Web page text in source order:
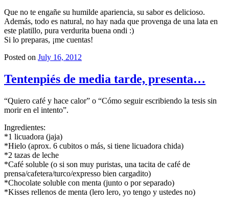
Que no te engañe su humilde apariencia, su sabor es delicioso.
Además, todo es natural, no hay nada que provenga de una lata en
este platillo, pura verdurita buena ondi :)
Si lo preparas, ¡me cuentas!
Posted on July 16, 2012
Tentenpiés de media tarde, presenta…
“Quiero café y hace calor” o “Cómo seguir escribiendo la tesis sin
morir en el intento”.
Ingredientes:
*1 licuadora (jaja)
*Hielo (aprox. 6 cubitos o más, si tiene licuadora chida)
*2 tazas de leche
*Café soluble (o si son muy puristas, una tacita de café de
prensa/cafetera/turco/expresso bien cargadito)
*Chocolate soluble con menta (junto o por separado)
*Kisses rellenos de menta (lero lero, yo tengo y ustedes no)